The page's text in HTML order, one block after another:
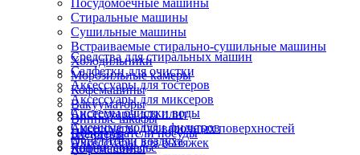
Посудомоечные машины
Стиральные машины
Сушильные машины
Встраиваемые стирально-сушильные машины
Холодильники
Морозильные камеры
Кофемашины
Вакууматоры
Винные шкафы
Подогреватели посуды
Ящики сомелье
Блендеры
Кофемашины
Очистители воздуха
Системы очистки воды
Сменные модули фильтров
Аксессуары для тостеров
Аксессуары для миксеров
Аксессуары для плит
Аксессуары для варочных поверхностей
Аксессуары для вытяжек
Средства для стиральных машин
Салфетки для очистки